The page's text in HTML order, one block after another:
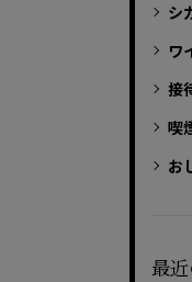
シ
ワ
接
喫
お
最